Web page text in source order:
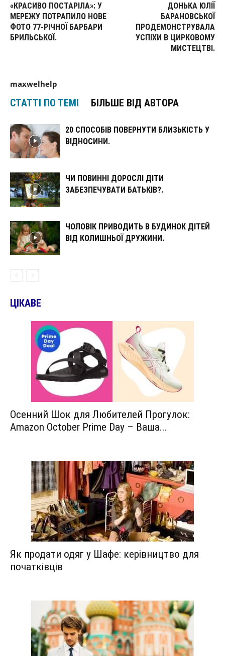
«КРАСИВО ПОСТАРІЛА»: У
МЕРЕЖУ ПОТРАПИЛО НОВЕ
ФОТО 77-РІЧНОЇ БАРБАРИ
БРИЛЬСЬКОЇ.
ДОНЬКА ЮЛІЇ
БАРАНОВСЬКОЇ
ПРОДЕМОНСТРУВАЛА
УСПІХИ В ЦИРКОВОМУ
МИСТЕЦТВІ.
maxwelhelp
СТАТТІ ПО ТЕМІ БІЛЬШЕ ВІД АВТОРА
20 СПОСОБІВ ПОВЕРНУТИ БЛИЗЬКІСТЬ У
ВІДНОСИНИ.
ЧИ ПОВИННІ ДОРОСЛІ ДІТИ
ЗАБЕЗПЕЧУВАТИ БАТЬКІВ?.
ЧОЛОВІК ПРИВОДИТЬ В БУДИНОК ДІТЕЙ
ВІД КОЛИШНЬОЇ ДРУЖИНИ.
ЦІКАВЕ
Осенний Шок для Любителей Прогулок:
Amazon October Prime Day – Ваша...
Як продати одяг у Шафе: керівництво для
початківців